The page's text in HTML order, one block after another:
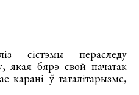
сістэмы пераследу
якая бярэ свой пачатак
карані ў таталітарызме,